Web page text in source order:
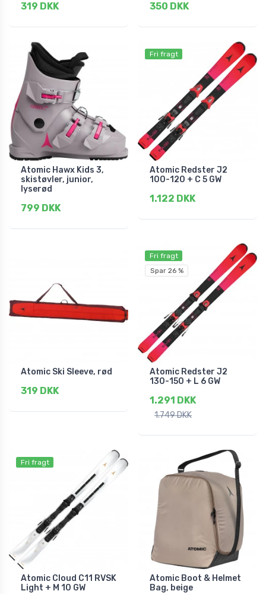
319 DKK 350 DKK
Atomic Hawx Kids 3,
skistøvler, junior,
lyserød
799 DKK
Fri fragt
Atomic Redster J2
100-120 + C 5 GW
1.122 DKK
Atomic Ski Sleeve, rød
319 DKK
Fri fragt
Spar 26 %
Atomic Redster J2
130-150 + L 6 GW
1.291 DKK
1.749 DKK
Fri fragt
Atomic Cloud C11 RVSK
Light + M 10 GW
Atomic Boot & Helmet
Bag, beige